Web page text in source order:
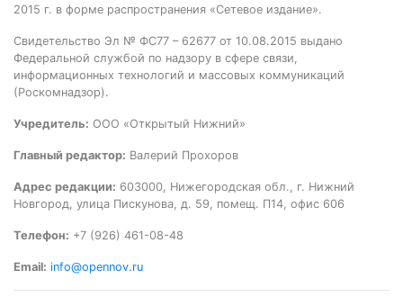
2015 г. в форме распространения «Сетевое издание».
Свидетельство Эл № ФС77 – 62677 от 10.08.2015 выдано
Федеральной службой по надзору в сфере связи,
информационных технологий и массовых коммуникаций
(Роскомнадзор).
Учредитель: ООО «Открытый Нижний»
Главный редактор: Валерий Прохоров
Адрес редакции: 603000, Нижегородская обл., г. Нижний
Новгород, улица Пискунова, д. 59, помещ. П14, офис 606
Телефон: +7 (926) 461-08-48
Email: info@opennov.ru